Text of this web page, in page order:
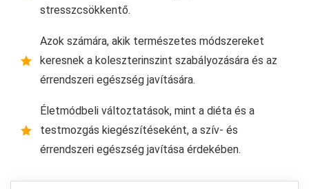
stresszcsökkentő.
Azok számára, akik természetes módszereket
keresnek a koleszterinszint szabályozására és az
érrendszeri egészség javítására.
Életmódbeli változtatások, mint a diéta és a
testmozgás kiegészítéseként, a szív- és
érrendszeri egészség javítása érdekében.